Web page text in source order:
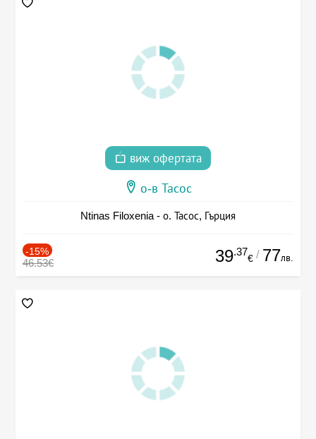
виж офертата
о-в Тасос
Ntinas Filoxenia - о. Тасос, Гърция
-15%
46.53€ 39.37
€ / 77лв.